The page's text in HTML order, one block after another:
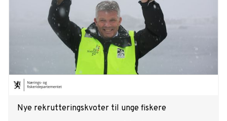
Nye rekrutteringskvoter til unge fiskere